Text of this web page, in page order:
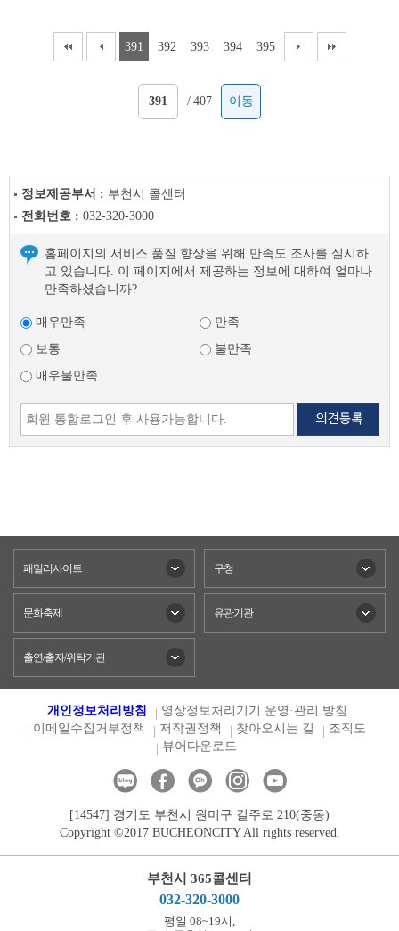
391 392 393 394 395
/ 407 이동
정보제공부서 : 부천시 콜센터
전화번호 : 032-320-3000
홈페이지의 서비스 품질 향상을 위해 만족도 조사를 실시하
고 있습니다. 이 페이지에서 제공하는 정보에 대하여 얼마나
만족하셨습니까?
매우만족
만족
보통
불만족
매우불만족
패밀리사이트 구청
문화축제 유관기관
출연/출자/위탁기관
개인정보처리방침
영상정보처리기기 운영·관리 방침
이메일수집거부정책
저작권정책 찾아오시는 길
조직도
뷰어다운로드
[14547] 경기도 부천시 원미구 길주로 210(중동)
Copyright ©2017 BUCHEONCITY All rights reserved.
부천시 365콜센터
032-320-3000
평일 08~19시,